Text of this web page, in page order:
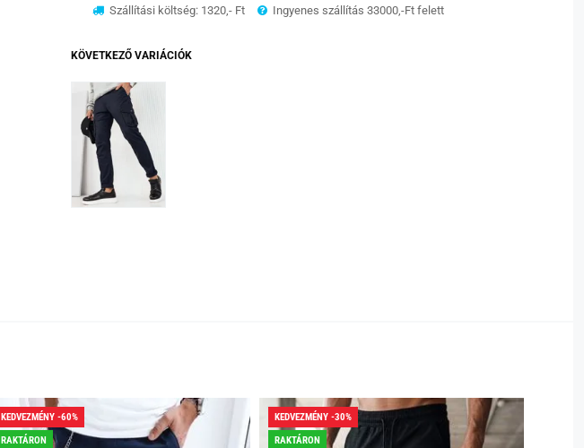
Szállítási költség: 1320,- Ft Ingyenes szállítás 33000,-Ft felett
KÖVETKEZŐ VARIÁCIÓK
KEDVEZMÉNY -60%
RAKTÁRON
KEDVEZMÉNY -30%
RAKTÁRON